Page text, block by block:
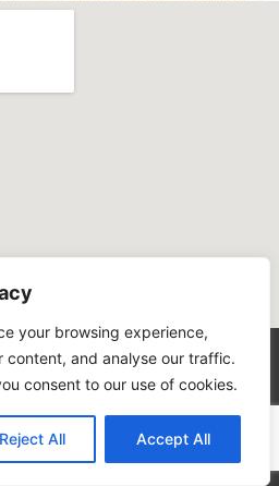
your browsing experience,
content, and analyse our traffic.
consent to our use of cookies.
Reject All Accept All
nous